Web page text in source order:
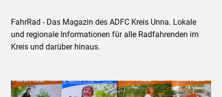
FahrRad - Das Magazin des ADFC Kreis Unna. Lokale
und regionale Informationen für alle Radfahrenden im
Kreis und darüber hinaus.